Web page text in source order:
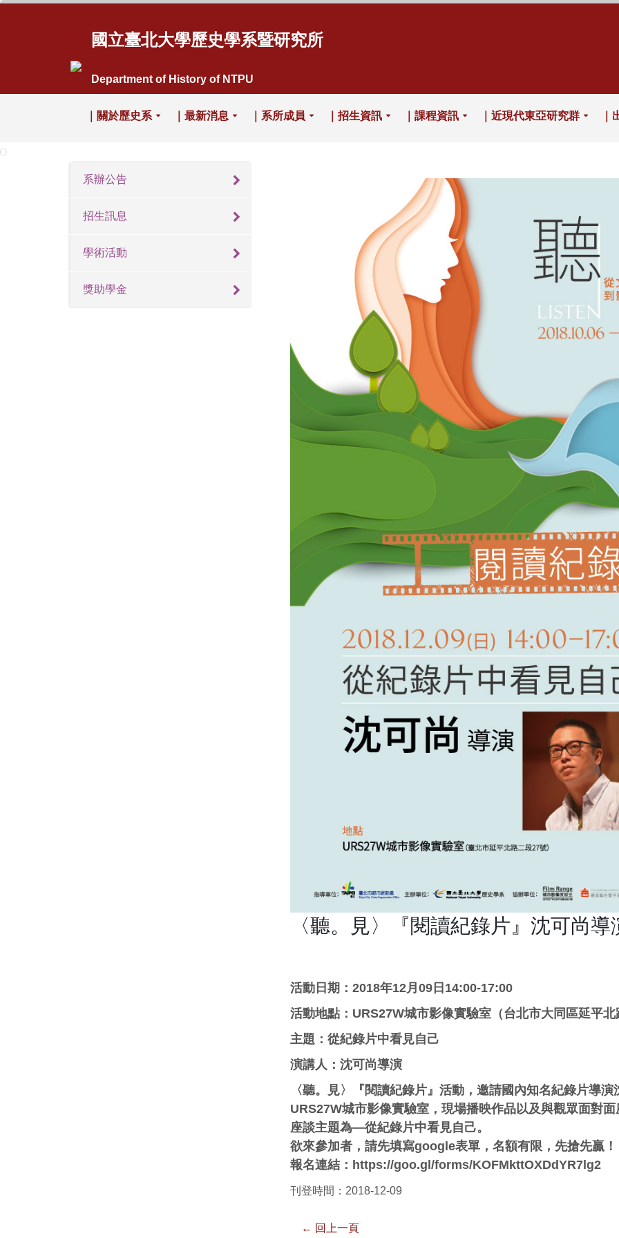
國立臺北大學歷史學系暨研究所
Department of History of NTPU
｜關於歷史系 ｜最新消息 ｜系所成員 ｜招生資訊 ｜課程資訊 ｜近現代東亞研究群 ｜
系辦公告
招生訊息
學術活動
獎助學金
〈聽。見〉『閱讀紀錄片』沈可尚導
活動日期： 2018年12月 09日 14:00-17:00
活動地點： URS27W城市影像實驗室（台北市大同區延平北
主題：從紀錄片中看見自己
演講人：沈可尚導演
〈聽。見〉『閱讀紀錄片』活動，邀請國內知名紀錄片導
URS27W城市影像實驗室，現場播映作品以及與觀眾面對面
座談主題為—從紀錄片中看見自己。
欲來參加者，請先填寫google表單，名額有限，先搶先贏！
報名連結： https://goo.gl/forms/KOFMkttOXDdYR7lg2
刊登時間：2018-12-09
← 回上一頁